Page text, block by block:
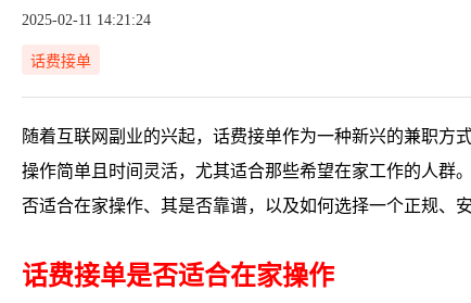
2025-02-11 14:21:24
话费接单
随着互联网副业的兴起，话费接单作为一种新兴的兼职方
操作简单且时间灵活，尤其适合那些希望在家工作的人群
否适合在家操作、其是否靠谱，以及如何选择一个正规、
话费接单是否适合在家操作